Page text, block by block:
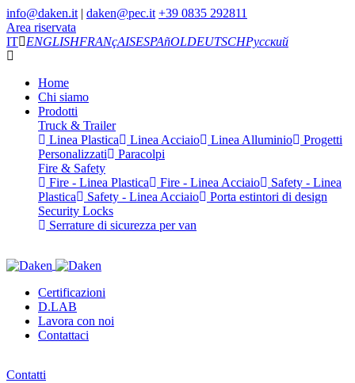
info@daken.it | daken@pec.it +39 0835 292811
Area riservata
IT
ENGLISHFRANçAISESPAñOLDEUTSCHРусский
Home
Chi siamo
Prodotti
Truck & Trailer
Linea Plastica
Linea Acciaio Linea Alluminio
Progetti
Personalizzati
Paracolpi
Fire & Safety
Fire - Linea Plastica
Fire - Linea Acciaio
Safety - Linea
Plastica
Safety - Linea Acciaio
Porta estintori di design
Security Locks
Serrature di sicurezza per van
Certificazioni
D.LAB
Lavora con noi
Contattaci
Contatti